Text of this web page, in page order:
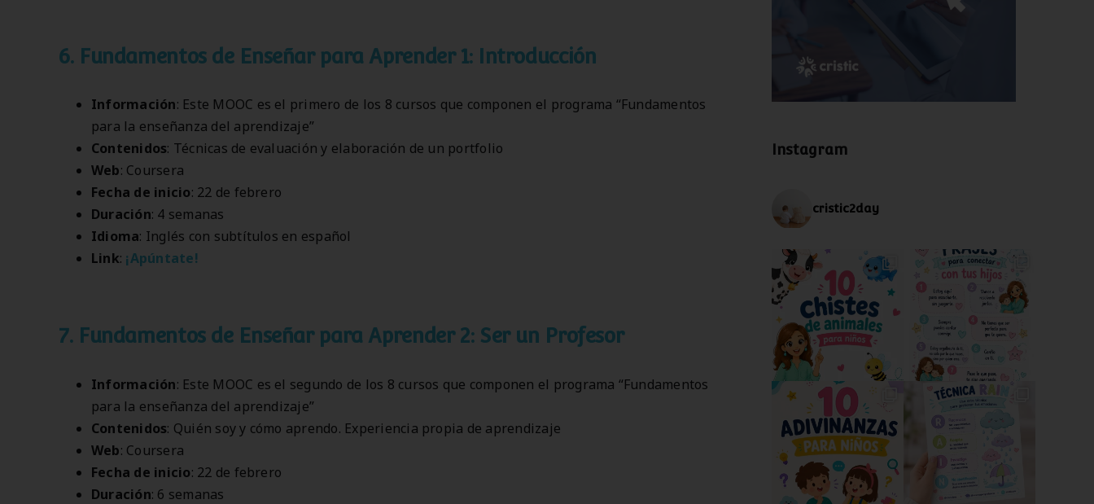
6. Fundamentos de Enseñar para Aprender 1: Introducción
Información: Este MOOC es el primero de los 8 cursos que componen el programa “Fundamentos
para la enseñanza del aprendizaje”
Contenidos: Técnicas de evaluación y elaboración de un portfolio
Web: Coursera
Fecha de inicio: 22 de febrero
Duración: 4 semanas
Idioma: Inglés con subtítulos en español
Link: ¡Apúntate!
7. Fundamentos de Enseñar para Aprender 2: Ser un Profesor
Información: Este MOOC es el segundo de los 8 cursos que componen el programa “Fundamentos
para la enseñanza del aprendizaje”
Contenidos: Quién soy y cómo aprendo. Experiencia propia de aprendizaje
Web: Coursera
Fecha de inicio: 22 de febrero
Duración: 6 semanas
Instagram
cristic2day